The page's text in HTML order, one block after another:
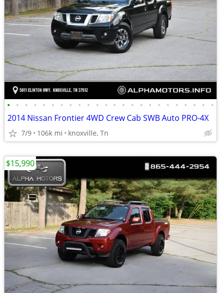
• • • • • • • • • • • • • • • • • • • • • • • •
2014 Nissan Frontier 4WD Crew Cab SWB Auto PRO-4X
7/9 106k mi knoxville, Tn
$15,990